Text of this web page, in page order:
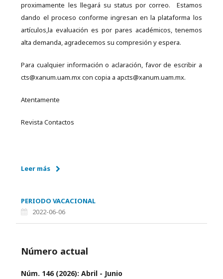
proximamente les llegará su status por correo. Estamos
dando el proceso conforme ingresan en la plataforma los
artículos,la evaluación es por pares académicos, tenemos
alta demanda, agradecemos su compresión y espera.
Para cualquier información o aclaración, favor de escribir a
cts@xanum.uam.mx con copia a apcts@xanum.uam.mx.
Atentamente
Revista Contactos
Leer más
PERIODO VACACIONAL
2022-06-06
Número actual
Núm. 146 (2026): Abril - Junio